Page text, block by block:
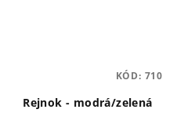
Rejnok - modrá/zelená
KÓD: 710